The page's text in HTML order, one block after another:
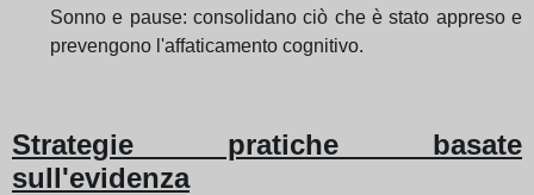
Sonno e pause: consolidano ciò che è stato appreso e
prevengono l'affaticamento cognitivo.
Strategie pratiche basate
sull'evidenza